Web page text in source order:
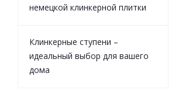
немецкой клинкерной плитки
Клинкерные ступени –
идеальный выбор для вашего
дома